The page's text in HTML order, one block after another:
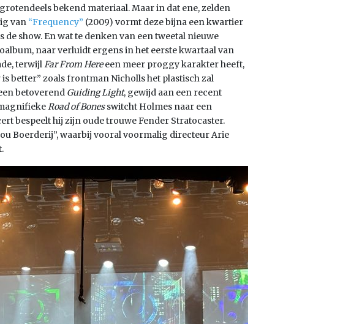
bekend materiaal. Maar in dat ene, zelden
van “Frequency” (2009) vormt deze bijna een kwartier
show. En wat te denken van een tweetal nieuwe
naar verluidt ergens in het eerste kwartaal van
terwijlFar From Hereeen meer proggy karakter heeft,
better” zoals frontman Nicholls het plastisch zal
betoverend Guiding Light, gewijd aan een recent
Road of Bonesswitcht Holmes naar een
bespeelt hij zijn oude trouwe Fender Stratocaster.
Boerderij”, waarbij vooral voormalig directeur Arie